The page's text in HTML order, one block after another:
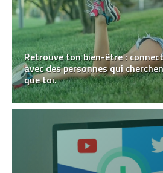
Retrouve ton bien-être :
avec des personnes qui
que toi.